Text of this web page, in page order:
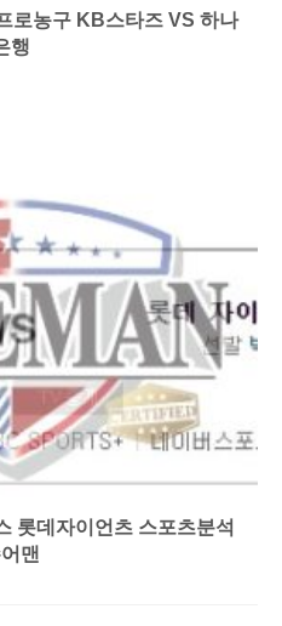
로농구 KB스타즈 VS 하나
행
롯데자이언츠 스포츠분석
맨